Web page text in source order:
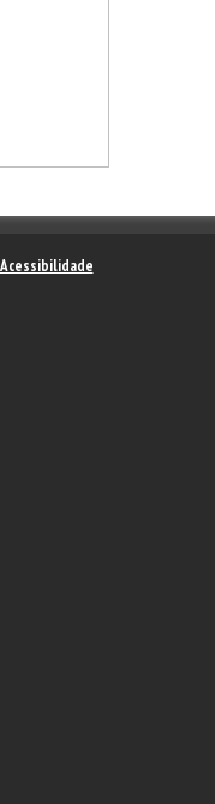
Acessibilidade